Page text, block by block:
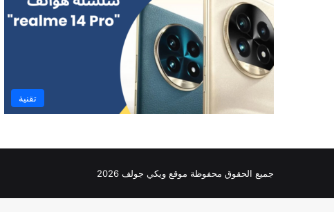
تقنية
جميع الحقوق محفوظة موقع ويكي جولف 2026